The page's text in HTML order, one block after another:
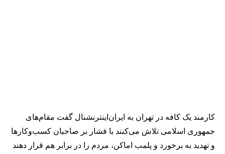
کارمند یک کافه در تهران به ایران‌اینترنشنال گفت مقام‌های
جمهوری اسلامی تلاش می‌کنند با فشار بر صاحبان کسب‌وکارها
و تهدید به برخورد و پلمب اماکن، مردم را در برابر هم قرار دهند